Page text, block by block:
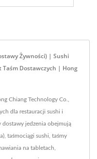
Żywności) | Sushi
Taśm Dostawczych | Hong
Chiang Technology Co.,
dla restauracji sushi i
dostawy jedzenia obejmują
taśmociągi sushi, taśmy
na tabletach,